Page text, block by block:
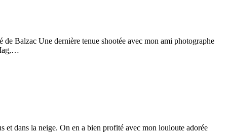
Balzac Une dernière tenue shootée avec mon ami photographe
et dans la neige. On en a bien profité avec mon louloute adorée